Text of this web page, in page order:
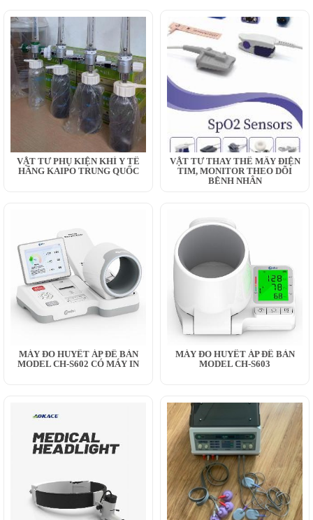
VẬT TƯ PHỤ KIỆN KHÍ Y TẾ
HÃNG KAIPO TRUNG QUỐC
VẬT TƯ THAY THẾ MÂY ĐIỆN
TIM, MONITOR THEO DÕI
BỆNH NHÂN
MÁY ĐO HUYẾT ÁP ĐỂ BÀN
MODEL CH-S602 CÓ MÁY IN
MÁY ĐO HUYẾT ÁP ĐỂ BÀN
MODEL CH-S603